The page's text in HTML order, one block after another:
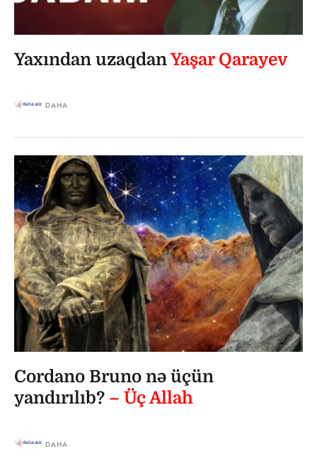
Yaxından uzaqdanYaşar Qarayev
DAHA
Cordano Bruno nə üçün
yandırılıb? – Üç Allah
DAHA